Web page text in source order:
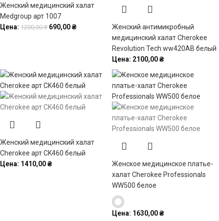
Женский медицинский халат
Medgroup арт 1007
Цена: 1200,00₴ 690,00₴
Женский антимикробный
медицинский халат Cherokee
Revolution Tech ww420AB белый
Цена: 2100,00₴
Женский медицинский халат
Cherokee арт CK460 белый
Цена: 1410,00₴
Женское медицинское платье-
халат Cherokee Professionals
WW500 белое
Цена: 1630,00₴